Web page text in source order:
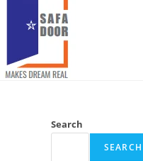
Search
SEARCH